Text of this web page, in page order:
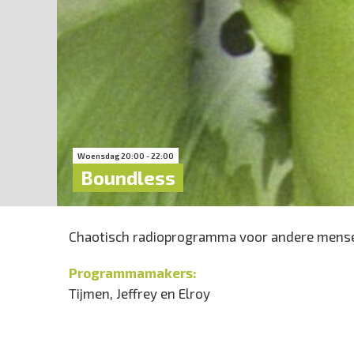
Woensdag 20:00 - 22:00
Boundless
Chaotisch radioprogramma voor andere
Programmamakers:
Tijmen, Jeffrey en Elroy